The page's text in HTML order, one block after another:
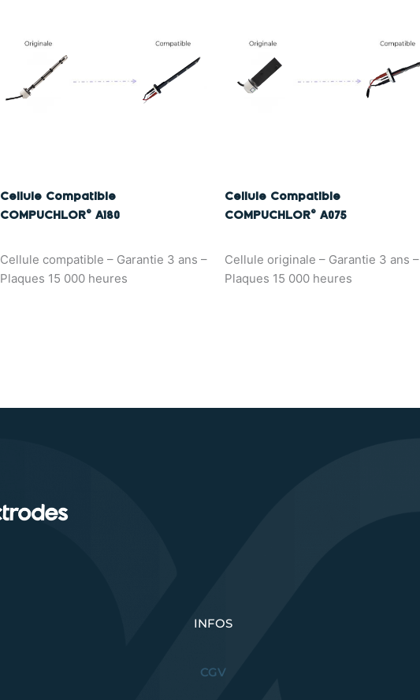
Cellule Compatible
COMPUCHLOR© A180
Cellule compatible – Garantie 3 ans –
Plaques 15 000 heures
Cellule Compatible
COMPUCHLOR© A075
Cellule originale – Garantie 3 ans –
Plaques 15 000 heures
INFOS
CGV